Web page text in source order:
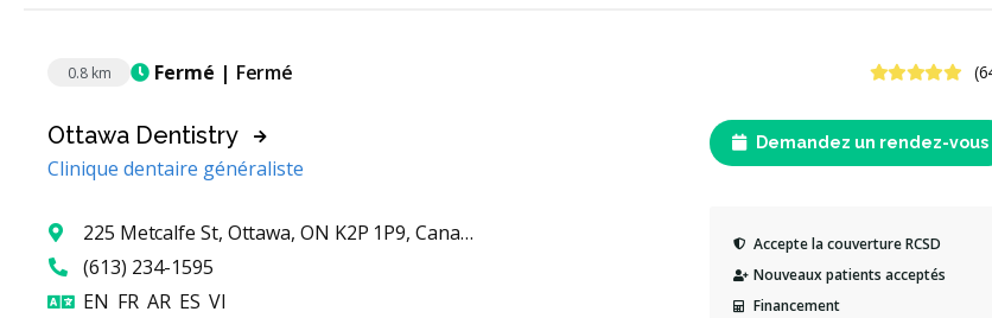
0.8 km 4.9 étoiles
Fermé | Fermé
Ottawa Dentistry
Clinique dentaire généraliste
Demandez un rendez-vous
225 Metcalfe St, Ottawa, ON K2P 1P9, Canada
(613) 234-1595
EN Anglais
FR Français
AR Arabe
ES Espagnol
VI
Accepte la couverture RCSD
Nouveaux patients acceptés
Financement